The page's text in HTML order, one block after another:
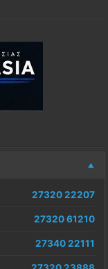
27320 22207
27320 61210
27340 22111